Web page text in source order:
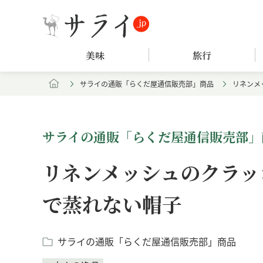
美味 旅行
サライの通販「らくだ屋通信販売部」商品 リネン
サライの通販「らくだ屋通信販売部
リネンメッシュのクラ
で蒸れない帽子
サライの通販「らくだ屋通信販売部」商品